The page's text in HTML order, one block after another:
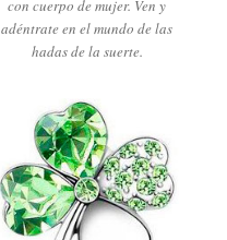
con cuerpo de mujer. Ven y
adéntrate en el mundo de las
hadas de la suerte.